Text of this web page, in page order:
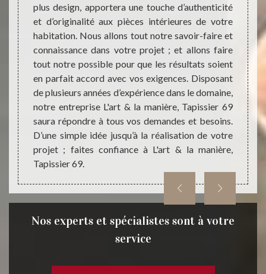
& la
de
la
à
qui
en
plus design, apportera une touche d’authenticité
et d’originalité aux pièces intérieures de votre
habitation. Nous allons tout notre savoir-faire et
connaissance dans votre projet ; et allons faire
tout notre possible pour que les résultats soient
en parfait accord avec vos exigences. Disposant
de plusieurs années d’expérience dans le domaine,
notre entreprise L'art & la manière, Tapissier 69
saura répondre à tous vos demandes et besoins.
D’une simple idée jusqu’à la réalisation de votre
projet ; faites confiance à L'art & la manière,
Tapissier 69.
69
Nos experts et spécialistes sont à votre
service